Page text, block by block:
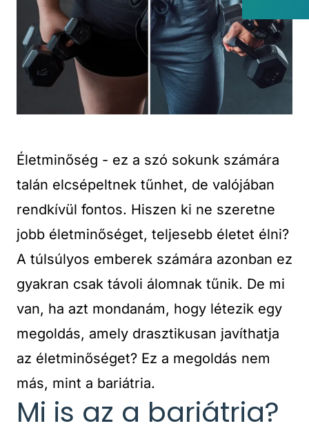
Életminőség - ez a szó sokunk számára
talán elcsépeltnek tűnhet, de valójában
rendkívül fontos. Hiszen ki ne szeretne
jobb életminőséget, teljesebb életet élni?
A túlsúlyos emberek számára azonban ez
gyakran csak távoli álomnak tűnik. De mi
van, ha azt mondanám, hogy létezik egy
megoldás, amely drasztikusan javíthatja
az életminőséget? Ez a megoldás nem
más, mint a bariátria.
Mi is az a bariátria?